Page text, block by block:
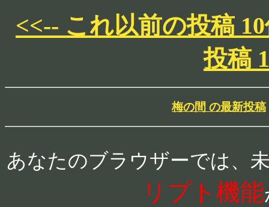
<<-- これ以前の投稿
投稿
梅の間 の最新投稿
あなたのブラウザーでは、
リプト機能